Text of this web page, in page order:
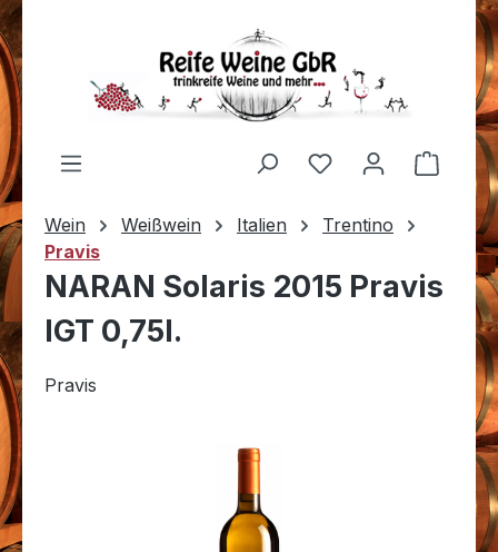
Zum Hauptinhalt springen
Du hast 0
Wein Weißwein Italien
Trentino
Pravis
NARAN Solaris 2015 Pravis
IGT 0,75l.
Pravis
Bildergalerie überspringen